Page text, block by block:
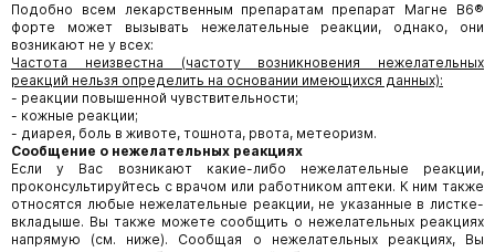
Подобно всем лекарственным препаратам препарат Магне В6®
форте может вызывать нежелательные реакции, однако, они
возникают не у всех:
Частота неизвестна (частоту возникновения нежелательных
реакций нельзя определить на основании имеющихся данных):
- реакции повышенной чувствительности;
- кожные реакции;
- диарея, боль в животе, тошнота, рвота, метеоризм.
Сообщение о нежелательных реакциях
Если у Вас возникают какие-либо нежелательные реакции,
проконсультируйтесь с врачом или работником аптеки. К ним также
относятся любые нежелательные реакции, не указанные в листке-
вкладыше. Вы также можете сообщить о нежелательных реакциях
напрямую (см. ниже). Сообщая о нежелательных реакциях, Вы